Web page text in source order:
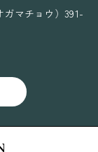
マチョウ）391-